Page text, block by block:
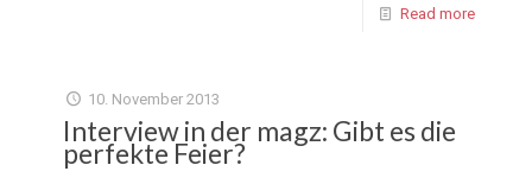
Read more
10. November 2013
Interview in der magz: Gibt es die
perfekte Feier?